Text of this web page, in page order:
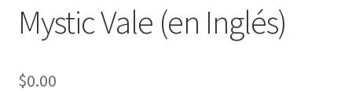
Mystic Vale (en Inglés)
$0.00